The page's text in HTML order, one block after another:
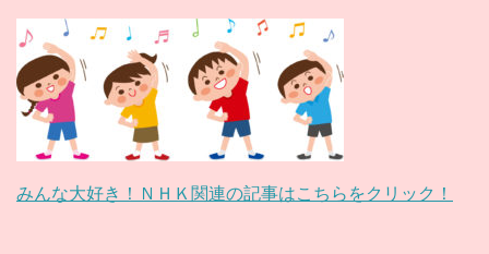
みんな大好き！ＮＨＫ関連の記事はこちらをクリック！